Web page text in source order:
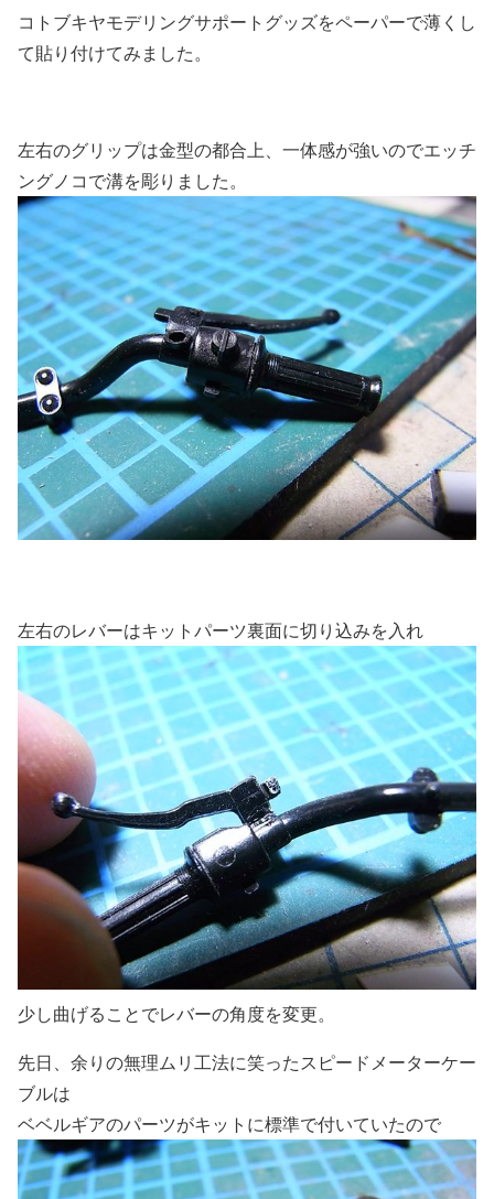
コトブキヤモデリングサポートグッズをペーパーで薄くし
て貼り付けてみました。
左右のグリップは金型の都合上、一体感が強いのでエッチ
ングノコで溝を彫りました。
左右のレバーはキットパーツ裏面に切り込みを入れ
少し曲げることでレバーの角度を変更。
先日、余りの無理ムリ工法に笑ったスピードメーターケー
ブルは
ベベルギアのパーツがキットに標準で付いていたので